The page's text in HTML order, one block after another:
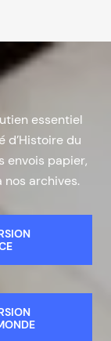
essentiel
d’Histoire du
envois papier,
nos archives.